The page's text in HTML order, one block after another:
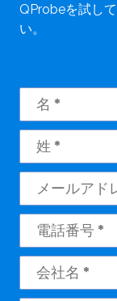
QProbeを試し
い。